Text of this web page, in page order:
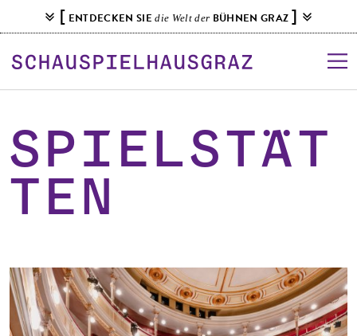
k
p
t
n
[ ENTDECKEN SIEdie Welt der BÜHNEN GRAZ ]
Spielstät
ten